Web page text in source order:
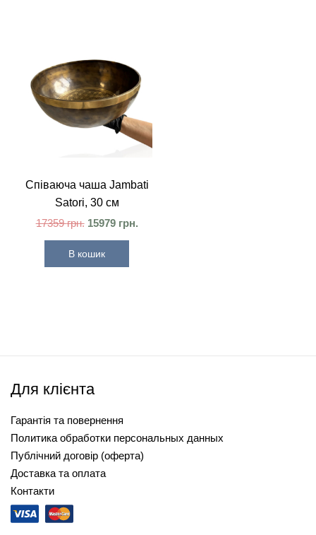
Співаюча чаша Jambati
Satori, 30 см
17359грн. 15979 грн.
В кошик
Для клієнта
Гарантія та повернення
Политика обработки персональных данных
Публічний договір (оферта)
Доставка та оплата
Контакти